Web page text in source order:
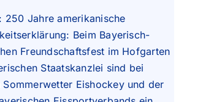
250 Jahre amerikanische
Beim Bayerisch-
Freundschaftsfest im Hofgarten
Staatskanzlei sind bei
Sommerwetter Eishockey und der